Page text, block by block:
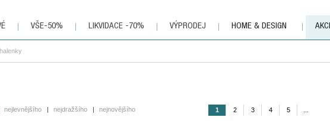
VŠE-50% LIKVIDACE -70% VÝPRODEJ HOME & DESIGN
nejlevnějšího | nejdražšího | nejnovějšího 1 2 3 4 5